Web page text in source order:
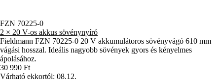
FZN 70225-0
2 × 20 V-os akkus sövénynyíró
Fieldmann FZN 70225-0 20 V akkumulátoros sövényvágó 610 mm
vágási hosszal. Ideális nagyobb sövények gyors és kényelmes
ápolásához.
30 990 Ft
Várható ekkortól: 08.12.